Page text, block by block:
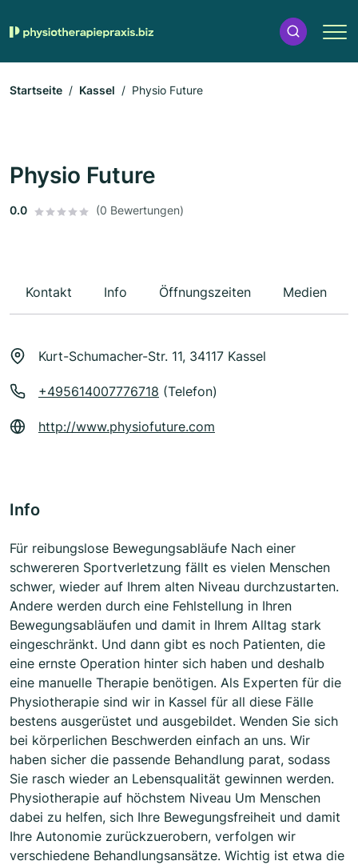
Startseite Kassel Physio Future
Physio Future
0.0 (0 Bewertungen)
Kontakt Info Öffnungszeiten Medien
Kurt-Schumacher-Str. 11, 34117 Kassel
+495614007776718 (Telefon)
http://www.physiofuture.com
Info
Für reibungslose Bewegungsabläufe Nach einer
schwereren Sportverletzung fällt es vielen Menschen
schwer, wieder auf Ihrem alten Niveau durchzustarten.
Andere werden durch eine Fehlstellung in Ihren
Bewegungsabläufen und damit in Ihrem Alltag stark
eingeschränkt. Und dann gibt es noch Patienten, die
eine ernste Operation hinter sich haben und deshalb
eine manuelle Therapie benötigen. Als Experten für die
Physiotherapie sind wir in Kassel für all diese Fälle
bestens ausgerüstet und ausgebildet. Wenden Sie sich
bei körperlichen Beschwerden einfach an uns. Wir
haben sicher die passende Behandlung parat, sodass
Sie rasch wieder an Lebensqualität gewinnen werden.
Physiotherapie auf höchstem Niveau Um Menschen
dabei zu helfen, sich Ihre Bewegungsfreiheit und damit
Ihre Autonomie zurückzuerobern, verfolgen wir
verschiedene Behandlungsansätze. Wichtig ist etwa die